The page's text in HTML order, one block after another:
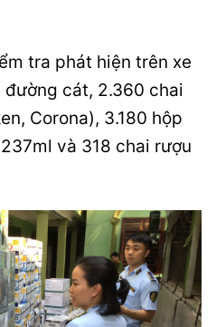
tra phát hiện trên xe
cát, 2.360 chai
Corona), 3.180 hộp
và 318 chai rượu